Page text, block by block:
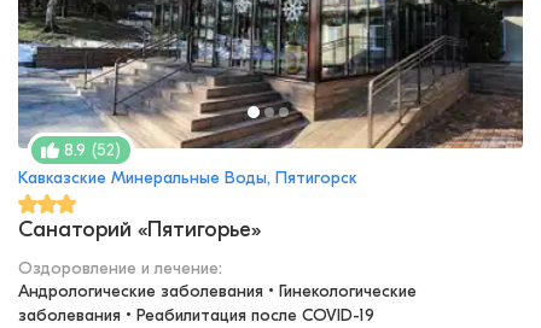
8.9 (52)
Кавказские Минеральные Воды, Пятигорск
Санаторий «Пятигорье»
Оздоровление и лечение:
Андрологические заболевания • Гинекологические
заболевания • Реабилитация после COVID-19